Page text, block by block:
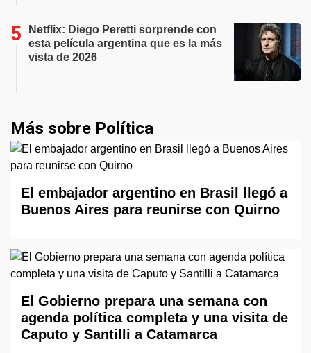
Netflix: Diego Peretti sorprende con
esta película argentina que es la más
vista de 2026
Más sobre Política
El embajador argentino en Brasil llegó a
Buenos Aires para reunirse con Quirno
El Gobierno prepara una semana con
agenda política completa y una visita de
Caputo y Santilli a Catamarca